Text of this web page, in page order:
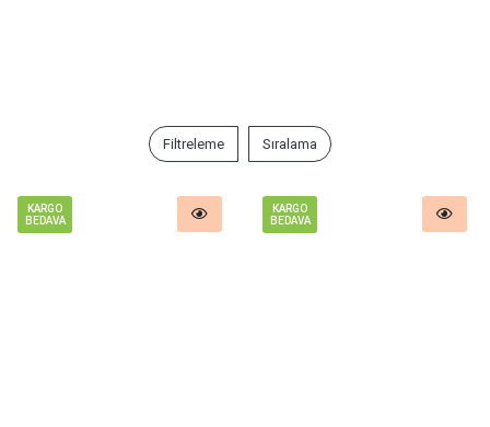
Filtreleme Sıralama
KARGO
BEDAVA
KARGO
BEDAVA